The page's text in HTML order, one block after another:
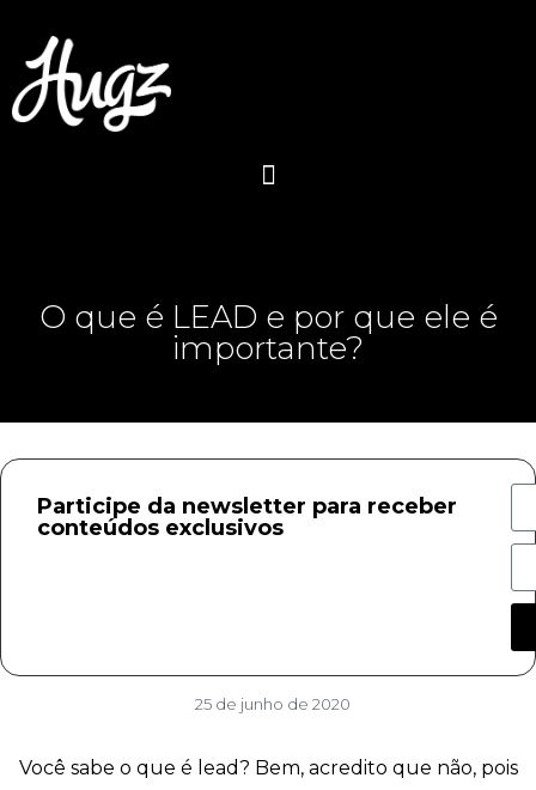
O que é LEAD e por que ele é
importante?
Participe da newsletter para receber
conteúdos exclusivos
25 de junho de 2020
Você sabe o que é lead? Bem, acredito que não, pois